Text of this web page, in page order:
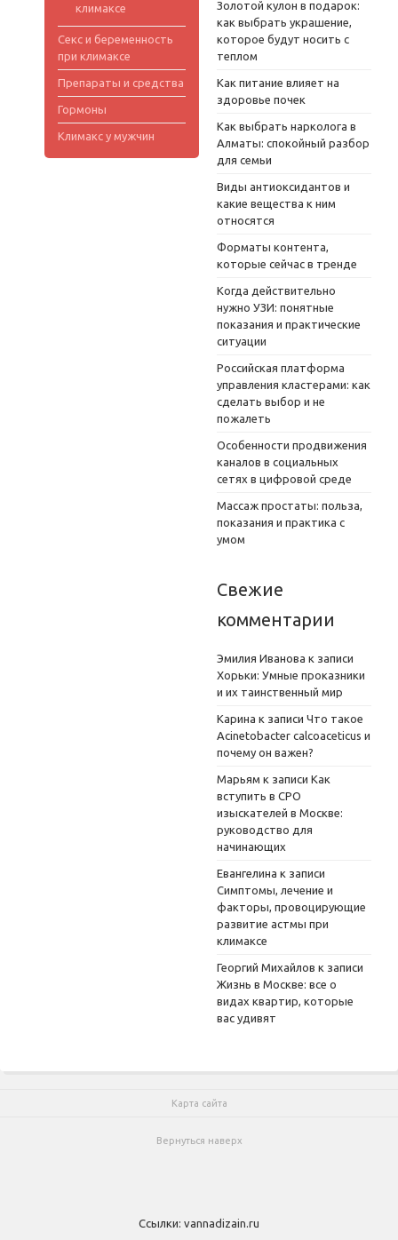
климаксе
Секс и беременность
при климаксе
Препараты и средства
Гормоны
Климакс у мужчин
Золотой кулон в подарок:
как выбрать украшение,
которое будут носить с
теплом
Как питание влияет на
здоровье почек
Как выбрать нарколога в
Алматы: спокойный разбор
для семьи
Виды антиоксидантов и
какие вещества к ним
относятся
Форматы контента,
которые сейчас в тренде
Когда действительно
нужно УЗИ: понятные
показания и практические
ситуации
Российская платформа
управления кластерами: как
сделать выбор и не
пожалеть
Особенности продвижения
каналов в социальных
сетях в цифровой среде
Массаж простаты: польза,
показания и практика с
умом
Свежие
комментарии
Эмилия Иванова к записи
Хорьки: Умные проказники
и их таинственный мир
Карина к записи Что такое
Acinetobacter calcoaceticus и
почему он важен?
Марьям к записи Как
вступить в СРО
изыскателей в Москве:
руководство для
начинающих
Евангелина к записи
Симптомы, лечение и
факторы, провоцирующие
развитие астмы при
климаксе
Георгий Михайлов к записи
Жизнь в Москве: все о
видах квартир, которые
вас удивят
Карта сайта
Вернуться наверх
Ссылки: vannadizain.ru